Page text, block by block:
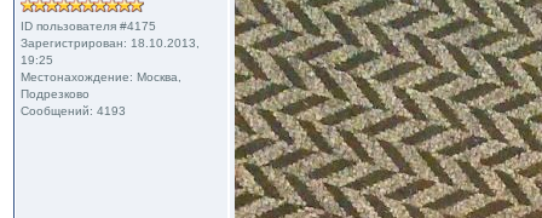
ID пользователя #4175
Зарегистрирован: 18.10.2013,
19:25
Местонахождение: Москва,
Подрезково
Сообщений: 4193